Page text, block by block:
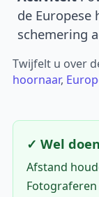
de Europese
schemering
Twijfelt u over
hoornaar,
✓ Wel doen
Afstand